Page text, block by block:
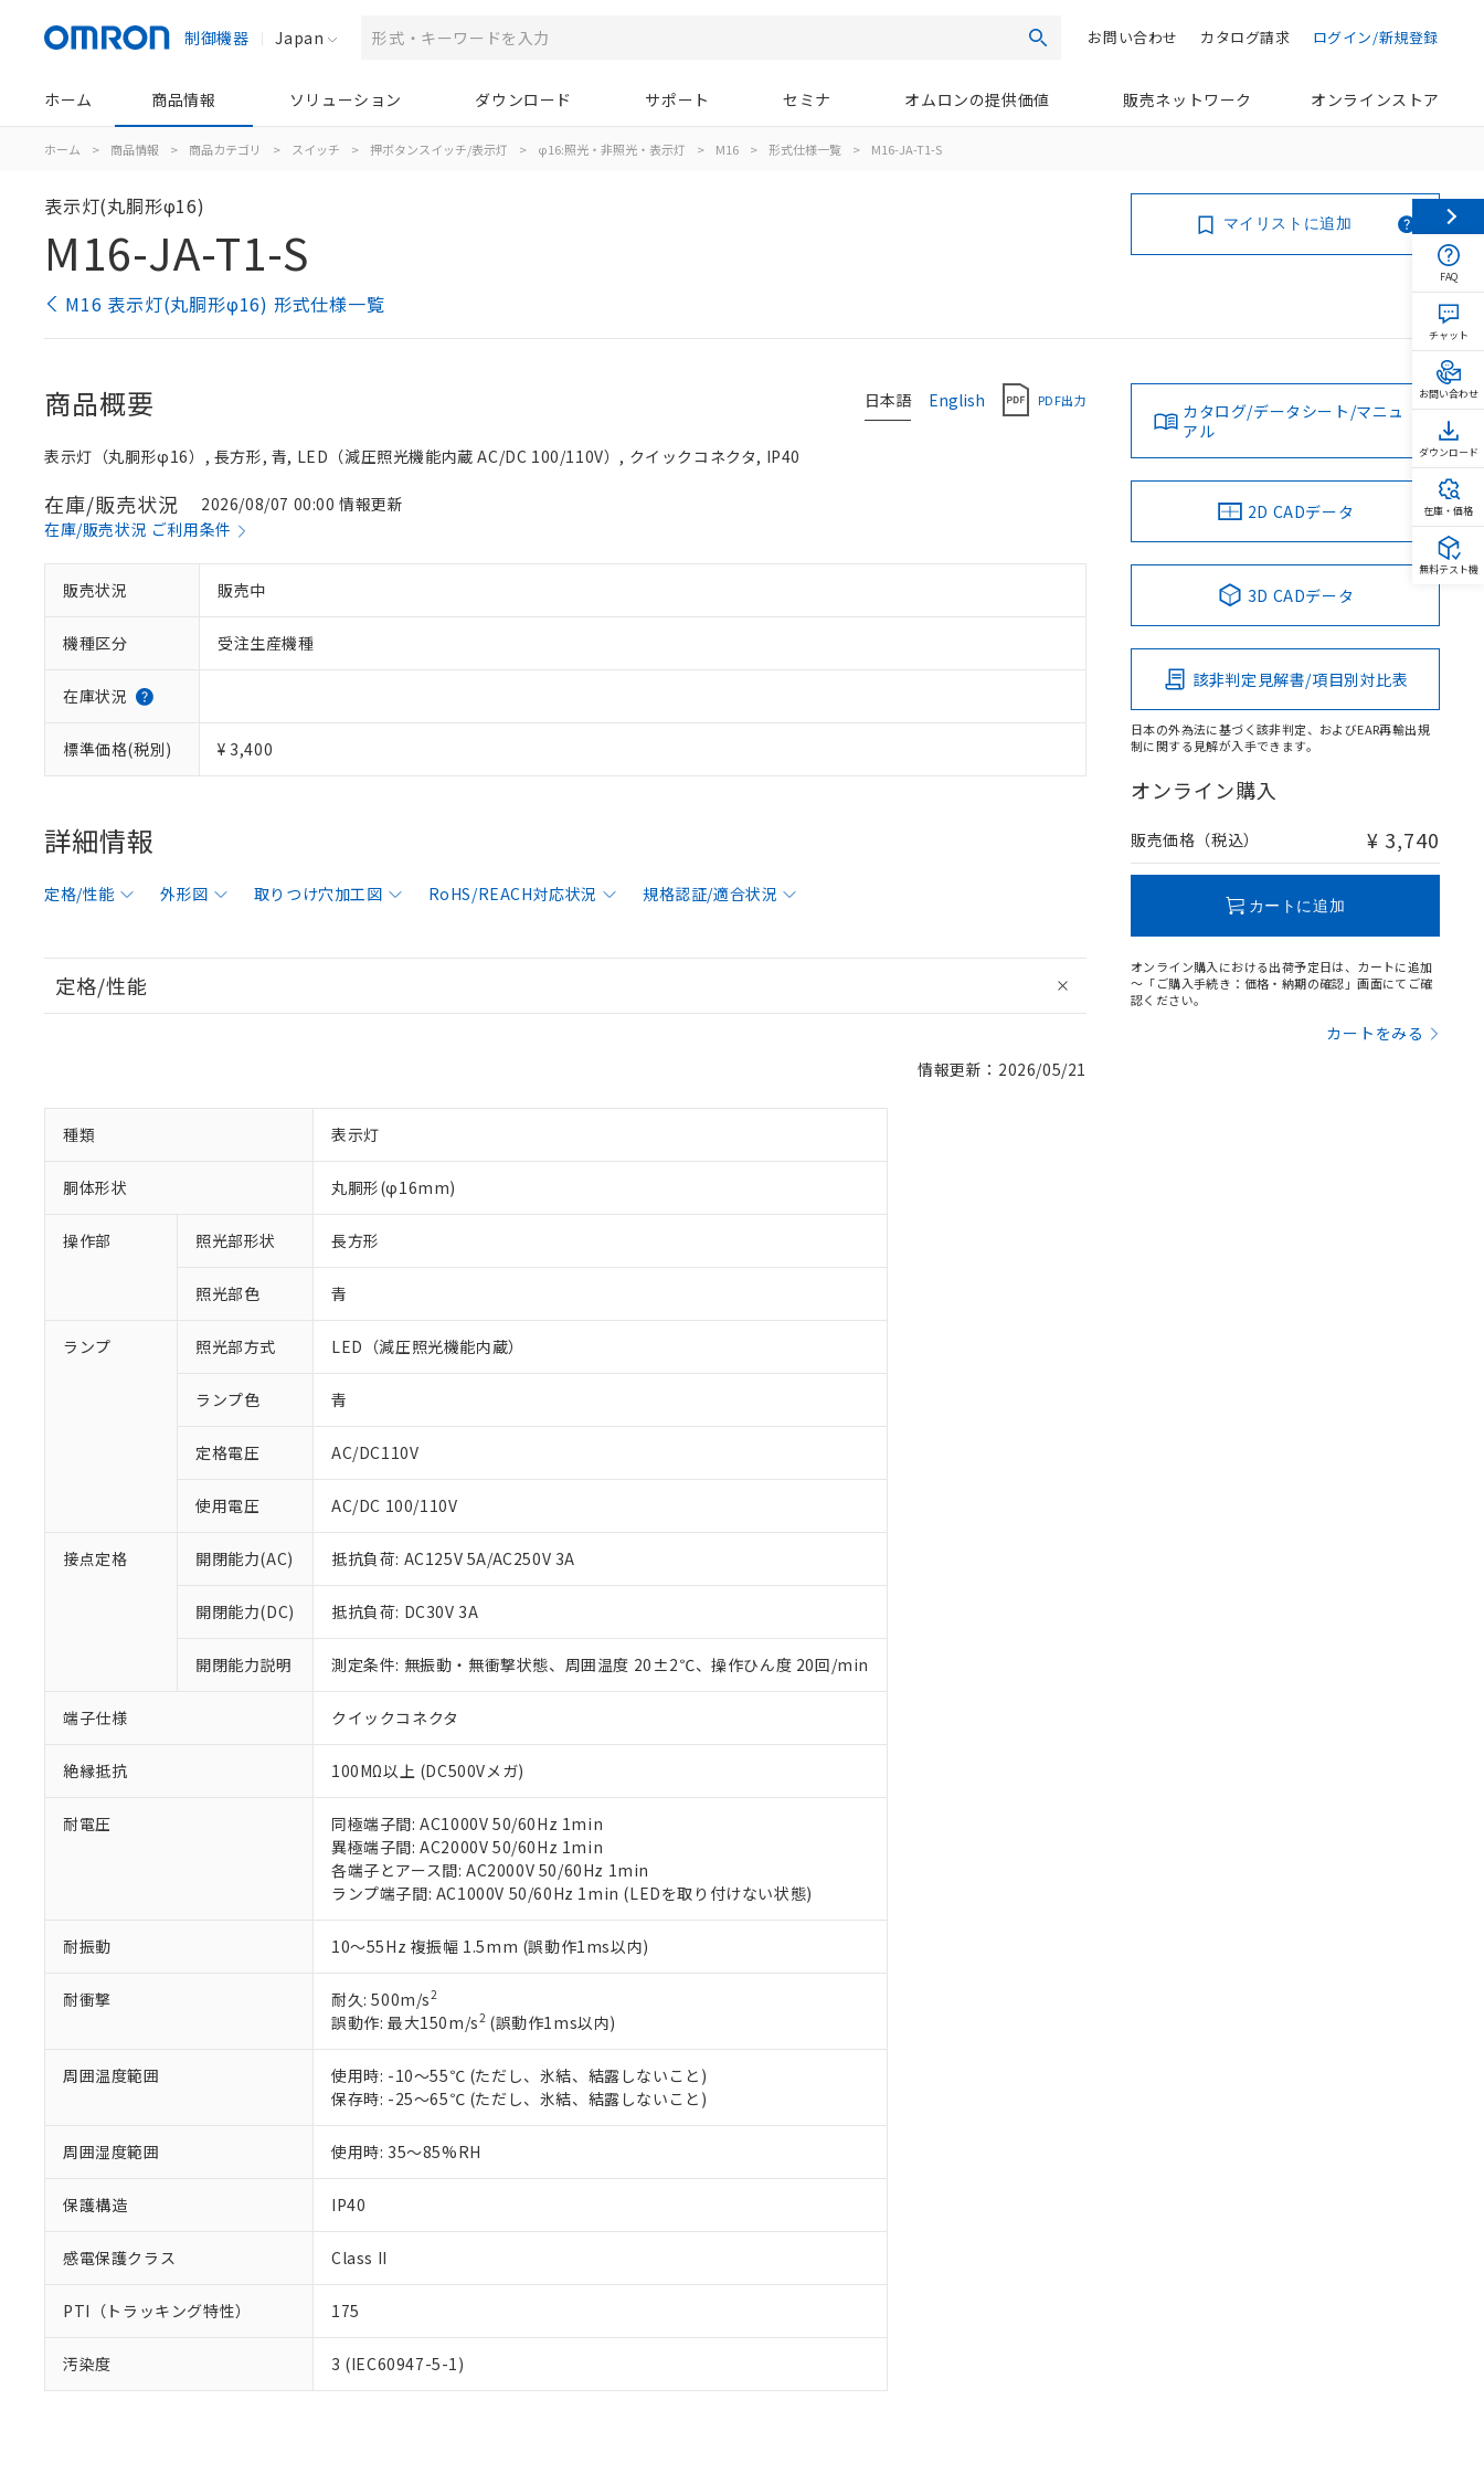
制御機器 Japan 検索 ログイン/新規登録
カタログ請求
お問い合わせ
ホーム 商品情報 ソリューション ダウンロード サポート セミナ オムロンの提供価値 販売ネットワーク オンラインストア
ホーム > 商品情報 > 商品カテゴリ > スイッチ > 押ボタンスイッチ/表示灯 > φ16:照光・非照光・表示灯 > M16 > 形式仕様一覧 > M16-JA-T1-S
表示灯(丸胴形φ16)
M16-JA-T1-S
M16 表示灯(丸胴形φ16) 形式仕様一覧
マイリストに追加
日本語 English PDF出力
商品概要
表示灯（丸胴形φ16）, 長方形, 青, LED（減圧照光機能内蔵 AC/DC 100/110V）, クイックコネクタ, IP40
在庫/販売状況
2026/08/07 00:00 情報更新
在庫/販売状況 ご利用条件
販売状況 販売中
機種区分 受注生産機種
在庫状況
標準価格(税別) ¥ 3,400
詳細情報
定格/性能 外形図 取りつけ穴加工図 RoHS/REACH対応状況 規格認証/適合状況
定格/性能
情報更新：2026/05/21
種類 表示灯
胴体形状 丸胴形(φ16mm)
操作部 照光部形状 長方形
照光部色 青
ランプ 照光部方式 LED（減圧照光機能内蔵）
ランプ色 青
定格電圧 AC/DC110V
使用電圧 AC/DC 100/110V
接点定格 開閉能力(AC) 抵抗負荷: AC125V 5A/AC250V 3A
開閉能力(DC) 抵抗負荷: DC30V 3A
開閉能力説明 測定条件: 無振動・無衝撃状態、周囲温度 20±2℃、操作ひん度 20回/min
端子仕様 クイックコネクタ
絶縁抵抗 100MΩ以上 (DC500Vメガ)
耐電圧
同極端子間: AC1000V 50/60Hz 1min
異極端子間: AC2000V 50/60Hz 1min
各端子とアース間: AC2000V 50/60Hz 1min
ランプ端子間: AC1000V 50/60Hz 1min (LEDを取り付けない状態)
耐振動 10～55Hz 複振幅 1.5mm (誤動作1ms以内)
耐衝撃 耐久: 500m/s2
誤動作: 最大150m/s2(誤動作1ms以内)
周囲温度範囲
使用時: -10～55℃ (ただし、氷結、結露しないこと)
保存時: -25～65℃ (ただし、氷結、結露しないこと)
周囲湿度範囲 使用時: 35～85%RH
保護構造 IP40
感電保護クラス Class II
PTI（トラッキング特性） 175
汚染度 3 (IEC60947-5-1)
カタログ/データシート/マニュ
アル
2D CADデータ
3D CADデータ
該非判定見解書/項目別対比表
日本の外為法に基づく該非判定、およびEAR再輸出規
制に関する見解が入手できます。
オンライン購入
販売価格（税込） ¥ 3,740
カートに追加
オンライン購入における出荷予定日は、カートに追加
～「ご購入手続き：価格・納期の確認」画面にてご確
認ください。
カートをみる
ご利用条件
以下の条件をお読みいただき、同意のうえご利用ください。
本サービスは、当社制御機器事業取扱商品の当社在庫状況および標準価格(税抜)を提供させていただ
くものです。
在庫状況および標準価格照会結果は、記載している更新日時点での社内データに基づき作成されるも
のであり、閲覧された時点での実際の在庫および標準価格とは異なる場合があることをご了承くださ
い。
正式な納期状況および標準価格はお客様のお取引先、またはお客様担当のオムロン制御機器販売店・
当社販売員にご相談ください。
オムロン制御機器販売店や当社販売拠点は「
在庫状況および標準価格結果を当社の事前の承諾なく第三者に漏洩または開示しないようお願いしま
す。
マイパーツ機能（部品リスト作成サービス）をご利用いただくには、I-Webメンバーズにご登録され
お客様が当ウェブサイト上で当社にご登録された部品リストについて、当社および当社の共同利用者
が、当社の製品・サービスに関するお客様との取引・商談に必要な範囲で利用することをご了承くだ
さい。
※当社の共同利用者とは、"個人情報の共同利用に関して"
いる法人を指します。
※1 対応状況
対応予定なし：EU RoHS指令（10物質）の非含有に非対応の商品で、対応品を出す予定はありません。
調査・確認中：EU RoHS指令（10物質）の非含有の対応状況を調査中または確認中の商品です。
非該当品：ライセンス料など無形物で、有害物質有無と関係のない商品です。
仕入先様の事情により、非含有部品としていたものが、含有品と判明した場合などやむを得ず変更すること
があります。
*EU RoHS指令（10物質）：
鉛(Pb) 1000ppm以下、 水銀(Hg) 1000ppm以下、 カドミウム(Cd) 100ppm以下、
六価クロム(Cr(Ⅵ)) 1000ppm以下、ポリ臭化ビフェニル類(PBB) 1000ppm以下、ポリ臭化ジフェニルエーテル類(PBDE) 1000ppm以下、
ル（DBP） 1000ppm以下、フタル酸ジイソブチル (DIBP) 1000ppm以下
※2 対応予定月
部品在庫の切り替え状況などにより、予定月が前後することがあります。
※3 非含有証明書ダウンロード
下記の非含有証明書をダウンロードすることができます。
EU RoHS指令（10物質）の非含有証明書
51物質の非含有証明書（当社基準）
※本証明書は発行日時点で非含有を証明するもので、過去に遡って非含有を証明するものではありません。
また、RoHS指令のフタル酸エステル類４物質の対応では、対応完了までの期間は出荷製品に未対応品が
混在することから備考欄に対応日を記載しておりました。
「○」：最大均質材料含有率が中国RoHSの基準値以下であることを示します。
「×」：最大均質材料含有率が中国RoHSの基準値を超えていることを示します。
「－」：未確認です。当社販売部門へお問い合わせください。
*中国RoHS10物質の基準値 (GB/T26572)：
Cr(Ⅵ)(六価クロム) : 1000ppm、 PBBs(ポリ臭化ビフェニル類) : 1000ppm、 PBDEs(ポリ臭化ジフェニルエーテル類) : 1000ppm、
DBP(フタル酸ジブチル) : 1000ppm、 DIBP(フタル酸ジイソブチル) : 1000ppm、 BBP(フタル酸ブチルベンジル) : 1000ppm、
DEHP(フタル酸ビス(2-エチルヘキシル)) : 1000ppm
※2 環境保護使用期限
「ｅ」：有害物質（10物質）のすべてが基準値以下であることを示します。
「10」：通常の使用状況下において有害物質が外部に漏えいし、環境に深刻な影響を及ぼさない年数を意
味します。
「－」：未確認です。当社販売部門へお問い合わせください。
当社は、これら貴社製品のうち、外国為替および外国貿易法に定める商品（以下｢規制貨物等」とい
う）を輸出または国外への提供する場合は、日本国政府の輸出許可(または役務取引許可)を取得する
当社は規制貨物を破棄する場合は、完全に破砕するなど、違法に輸出されないよう必要な手段を講じ
ます。
当社は貴社製品を、核兵器、ミサイル、化学兵器、生物兵器またはその他武器並びにこれらの製造装
置等に一切使用いたしません。
当社は、貴社製品を第三者に販売する場合は、上記1、2および3の内容を当該第三者に通知します。
また当社は、販売先および販売に係わる関係者が違法に輸出するおそれがある場合は、取り引きをい
たしません。
記
号
説明
○ 一定数以上の在庫あり
△ 一定数には満たないが在庫あり
－
在庫なし(最新の在庫状況については、お客様のお取引先、またはお客様担当のオムロン制御
機器販売店・当社販売員にご確認ください)
空
白
受注生産機種、また在庫状況の情報を公開していない機種
FAQ
チャット
お問い合わせ
ダウンロード
在庫・価格
無料テスト機